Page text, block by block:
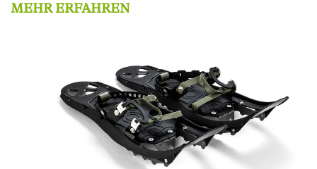
MEHR ERFAHREN